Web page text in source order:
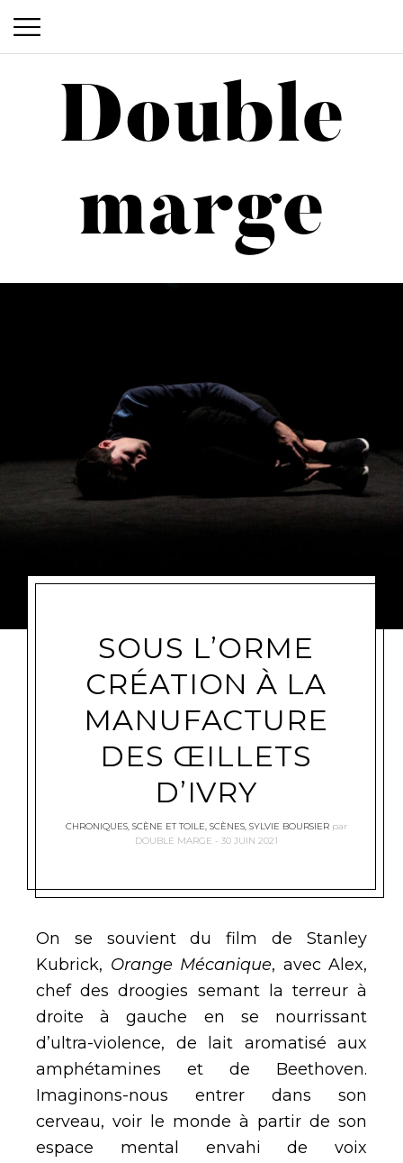
Double
marge
SOUS L’ORME
CRÉATION À LA
MANUFACTURE
DES ŒILLETS
D’IVRY
CHRONIQUES, SCÈNE ET TOILE, SCÈNES, SYLVIE BOURSIER par
DOUBLE MARGE
30 JUIN 2021
On se souvient du film de Stanley
Kubrick, Orange Mécanique, avec Alex,
chef des droogies semant la terreur à
droite à gauche en se nourrissant
d’ultra-violence, de lait aromatisé aux
amphétamines et de Beethoven.
Imaginons-nous entrer dans son
cerveau, voir le monde à partir de son
espace mental envahi de voix